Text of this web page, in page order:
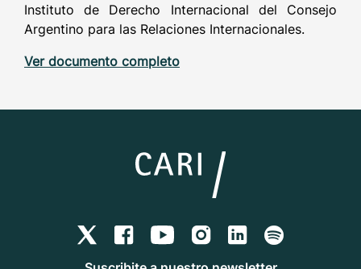
Instituto de Derecho Internacional del Consejo
Argentino para las Relaciones Internacionales.
Ver documento completo